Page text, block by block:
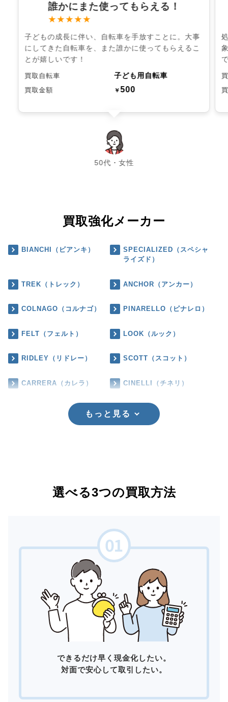
誰かにまた使ってもらえる！
★★★★★
子どもの成長に伴い、自転車を手放すことに。大事
にしてきた自転車を、また誰かに使ってもらえるこ
とが嬉しいです！
買取自転車 子ども用自転車
買取金額 ￥500
50代・女性
chevron_left chevron_right
買取強化メーカー
BIANCHI（ビアンキ）
SPECIALIZED（スペシャ
ライズド）
TREK（トレック） ANCHOR（アンカー）
COLNAGO（コルナゴ） PINARELLO（ピナレロ）
FELT（フェルト） LOOK（ルック）
RIDLEY（リドレー） SCOTT（スコット）
CARRERA（カレラ） CINELLI（チネリ）
もっと見る
選べる3つの買取方法
できるだけ早く現金化したい。
対面で安心して取引したい。